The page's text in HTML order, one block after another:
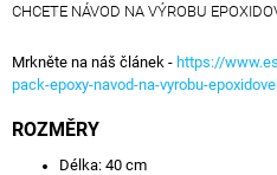
CHCETE NÁVOD NA VÝROBU
Mrkněte na náš článek - https://
pack-epoxy-navod-na-vyrobu-
ROZMĚRY
Délka: 40 cm